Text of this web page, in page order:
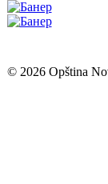
© 2026 Opština